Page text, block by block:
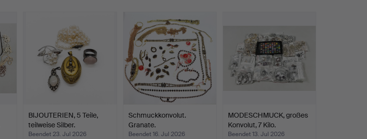
BIJOUTERIEN, 5 Teile,
teilweise Silber.
Beendet 23. Jul 2026
Schmuckkonvolut.
Granate.
Beendet 16. Jul 2026
MODESCHMUCK, großes
Konvolut, 7 Kilo.
Beendet 13. Jul 2026